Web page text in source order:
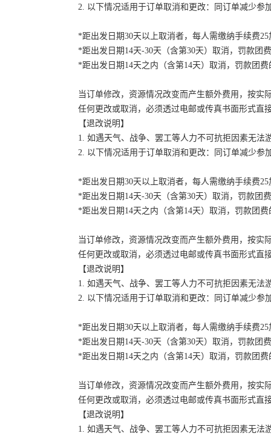
2. 以下情况适用于订单取消和更改：同订单减少
*距出发日期30天以上取消者，每人需缴纳手续费
*距出发日期14天-30天（含第30天）取消，罚款团
*距出发日期14天之内（含第14天）取消，罚款团费
当订单修改，资源情况改变而产生额外费用，按实
任何更改或取消，必须透过电邮或传真书面形式直
【退改说明】
1. 如遇天气、战争、罢工等人力不可抗拒因素无
2. 以下情况适用于订单取消和更改：同订单减少
*距出发日期30天以上取消者，每人需缴纳手续费
*距出发日期14天-30天（含第30天）取消，罚款团
*距出发日期14天之内（含第14天）取消，罚款团费
当订单修改，资源情况改变而产生额外费用，按实
任何更改或取消，必须透过电邮或传真书面形式直
【退改说明】
1. 如遇天气、战争、罢工等人力不可抗拒因素无
2. 以下情况适用于订单取消和更改：同订单减少
*距出发日期30天以上取消者，每人需缴纳手续费
*距出发日期14天-30天（含第30天）取消，罚款团
*距出发日期14天之内（含第14天）取消，罚款团费
当订单修改，资源情况改变而产生额外费用，按实
任何更改或取消，必须透过电邮或传真书面形式直
【退改说明】
1. 如遇天气、战争、罢工等人力不可抗拒因素无